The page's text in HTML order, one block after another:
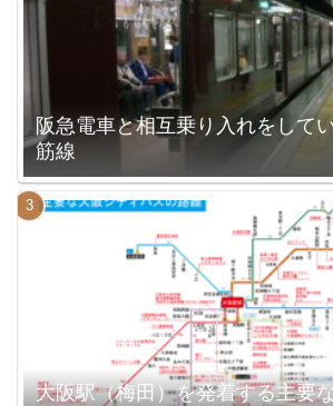
阪急電車と相互乗り入れをして
筋線
大阪駅（梅田）を発着する主要